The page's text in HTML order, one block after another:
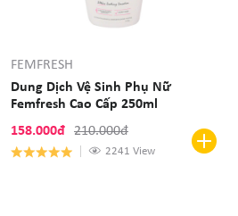
FEMFRESH
Dung Dịch Vệ Sinh Phụ Nữ
Femfresh Cao Cấp 250ml
158.000đ
210.000đ
2241 View